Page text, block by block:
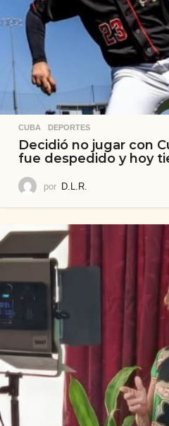
CUBA ,DEPORTES
Decidió no jugar con
fue despedido y hoy
por D.L.R.